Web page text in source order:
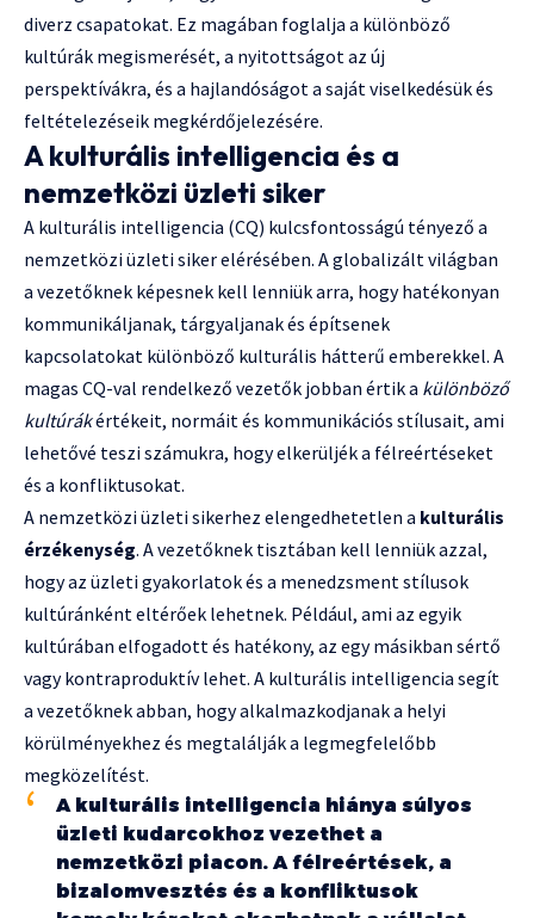
diverz csapatokat. Ez magában foglalja a különböző
kultúrák megismerését, a nyitottságot az új
perspektívákra, és a hajlandóságot a saját viselkedésük és
feltételezéseik megkérdőjelezésére.
A kulturális intelligencia és a
nemzetközi üzleti siker
A kulturális intelligencia (CQ) kulcsfontosságú tényező a
nemzetközi üzleti siker elérésében. A globalizált világban
a vezetőknek képesnek kell lenniük arra, hogy hatékonyan
kommunikáljanak, tárgyaljanak és építsenek
kapcsolatokat különböző kulturális hátterű emberekkel. A
magas CQ-val rendelkező vezetők jobban értik a különböző
kultúrákértékeit, normáit és kommunikációs stílusait, ami
lehetővé teszi számukra, hogy elkerüljék a félreértéseket
és a konfliktusokat.
A nemzetközi üzleti sikerhez elengedhetetlen a kulturális
érzékenység. A vezetőknek tisztában kell lenniük azzal,
hogy az üzleti gyakorlatok és a menedzsment stílusok
kultúránként eltérőek lehetnek. Például, ami az egyik
kultúrában elfogadott és hatékony, az egy másikban sértő
vagy kontraproduktív lehet. A kulturális intelligencia segít
a vezetőknek abban, hogy alkalmazkodjanak a helyi
körülményekhez és megtalálják a legmegfelelőbb
megközelítést.
A kulturális intelligencia hiánya súlyos
üzleti kudarcokhoz vezethet a
nemzetközi piacon. A félreértések, a
bizalomvesztés és a konfliktusok